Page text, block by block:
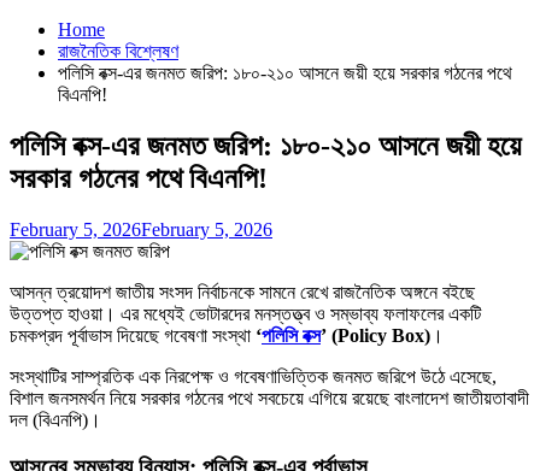
Home
রাজনৈতিক বিশ্লেষণ
পলিসি বক্স-এর জনমত জরিপ: ১৮০-২১০ আসনে জয়ী হয়ে সরকার গঠনের পথে
বিএনপি!
পলিসি বক্স-এর জনমত জরিপ: ১৮০-২১০ আসনে জয়ী হয়ে
সরকার গঠনের পথে বিএনপি!
February 5, 2026February 5, 2026
আসন্ন ত্রয়োদশ জাতীয় সংসদ নির্বাচনকে সামনে রেখে রাজনৈতিক অঙ্গনে বইছে
উত্তপ্ত হাওয়া। এর মধ্যেই ভোটারদের মনস্তত্ত্ব ও সম্ভাব্য ফলাফলের একটি
চমকপ্রদ পূর্বাভাস দিয়েছে গবেষণা সংস্থা ‘পলিসি বক্স’ (Policy Box) ।
সংস্থাটির সাম্প্রতিক এক নিরপেক্ষ ও গবেষণাভিত্তিক জনমত জরিপে উঠে এসেছে,
বিশাল জনসমর্থন নিয়ে সরকার গঠনের পথে সবচেয়ে এগিয়ে রয়েছে বাংলাদেশ জাতীয়তাবাদী
দল (বিএনপি)।